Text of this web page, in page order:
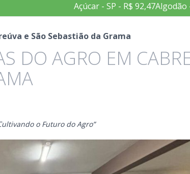
Açúcar - SP - R$ 92,47Algodão
e São Sebastião da Grama
DO AGRO EM
o Futuro do Agro”